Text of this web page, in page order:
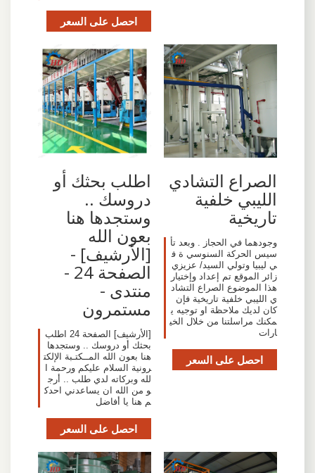
احصل على السعر
الصراع التشادي
الليبي خلفية
تاريخية
وجودهما في الحجاز . وبعد تأ
سيس الحركة السنوسي ة ف
ي ليبيا وتولي السيد/ عزيزي
زائر الموقع تم إعداد وإختيار
هذا الموضوع الصراع التشاد
ي الليبي خلفية تاريخية فإن
كان لديك ملاحظة او توجيه ي
مكنك مراسلتنا من خلال الخي
ارات
احصل على السعر
اطلب بحثك أو
دروسك ..
وستجدها هنا
بعون الله
[الأرشيف] -
الصفحة 24 -
منتدى -
مستمرون
[الأرشيف] الصفحة 24 اطلب
بحثك أو دروسك .. وستجدها
هنا بعون الله المــكتـبة الإلكت
رونية السلام عليكم ورحمة ا
لله وبركاته لدي طلب .. أرج
و من الله ان يساعدني احدك
م هنا يا أفاضل
احصل على السعر